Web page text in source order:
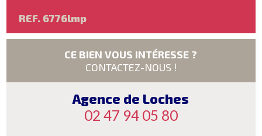
REF. 6776lmp
CE BIEN VOUS INTÉRESSE ?
CONTACTEZ-NOUS !
Agence de Loches
02 47 94 05 80